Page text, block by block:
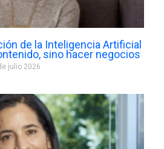
de la Inteligencia Artificial
sino hacer negocios
julio 2026